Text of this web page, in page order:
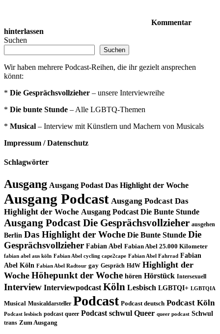
Kommentar
hinterlassen
Suchen
Suchen
Wir haben mehrere Podcast-Reihen, die ihr gezielt ansprechen
könnt:
* Die Gesprächsvollzieher – unsere Interviewreihe
* Die bunte Stunde – Alle LGBTQ-Themen
* Musical – Interview mit Künstlern und Machern von Musicals
Impressum / Datenschutz
Schlagwörter
Ausgang Ausgang Podast Das Highlight der Woche
Ausgang Podcast Ausgang Podcast Das
Highlight der Woche Ausgang Podcast Die Bunte Stunde
Ausgang Podcast Die Gesprächsvollzieher ausgehen
Berlin Das Highlight der Woche Die Bunte Stunde Die
Gesprächsvollzieher Fabian Abel Fabian Abel 25.000 Kilometer
fabian abel aus köln Fabian Abel cycling cape2cape Fabian Abel Fahrrad Fabian
Abel Köln Fabian Abel Radtour gay Gespräch HdW Highlight der
Woche Höhepunkt der Woche hören Hörstück Intersexuell
Interview Interviewpodcast Köln Lesbisch LGBTQI+ LGBTQIA
Musical Musicaldarsteller Podcast Podcast deutsch Podcast Köln
Podcast lesbisch podcast queer Podcast schwul Queer queer podcast Schwul
trans Zum Ausgang